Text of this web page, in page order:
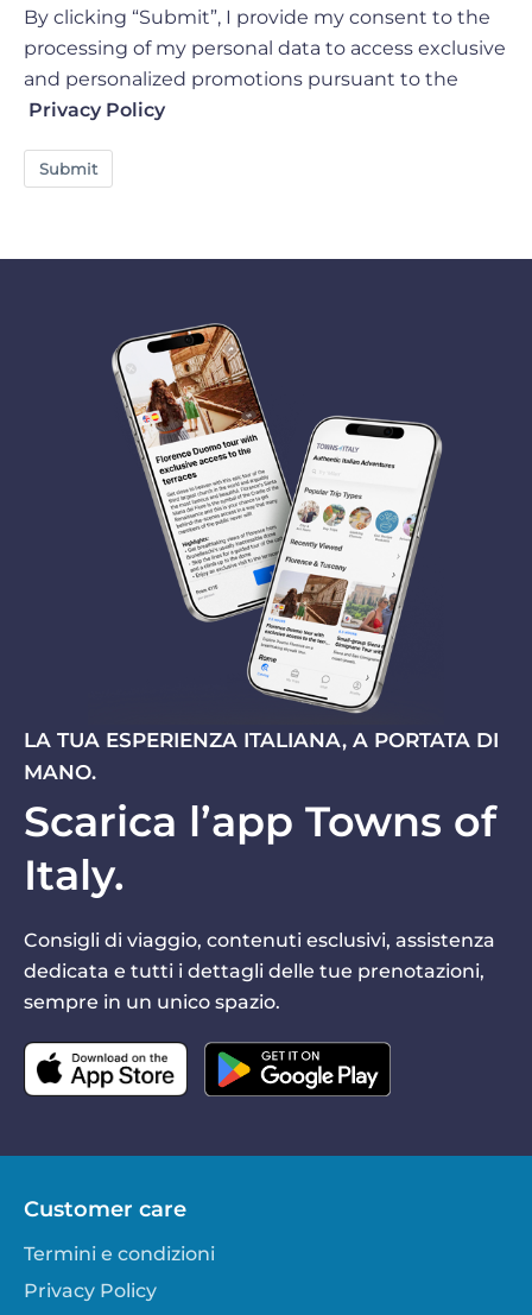
By clicking “Submit”, I provide my consent to the
processing of my personal data to access exclusive
and personalized promotions pursuant to the
Privacy Policy
Submit
LA TUA ESPERIENZA ITALIANA, A PORTATA DI
MANO.
Scarica l’app Towns of
Italy.
Consigli di viaggio, contenuti esclusivi, assistenza
dedicata e tutti i dettagli delle tue prenotazioni,
sempre in un unico spazio.
Customer care
Termini e condizioni
Privacy Policy